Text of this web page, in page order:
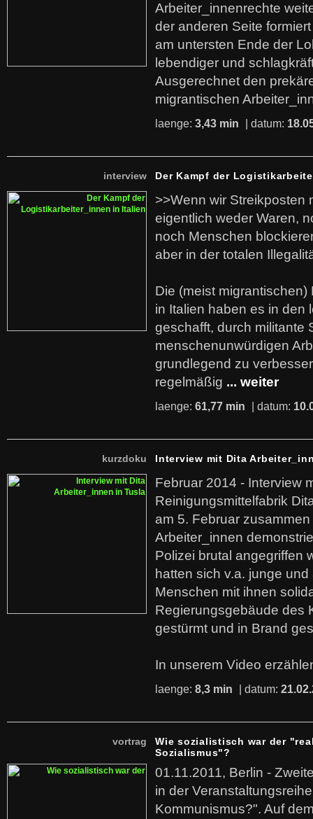
Arbeiter_innenrechte
der anderen Seite
am untersten Ende der
lebendiger und
Ausgerechnet den
migrantischen
laenge: 3,43 min | datum:
interview Der Kampf der
>>Wenn wir Streikposten
eigentlich weder Waren,
noch Menschen
aber in der totalen
Die (meist
in Italien haben es in den
geschafft, durch militante
menschenunwürdigen
grundlegend zu
regelmäßig ... weiter
laenge: 61,77 min | datum:
kurzdoku Interview mit Dita
Februar 2014 - Interview
Reinigungsmittelfabrik
am 5. Februar
Arbeiter_innen
Polizei brutal angegriffen
hatten sich v.a. junge
Menschen mit ihnen
Regierungsgebäude des
gestürmt und in Brand
In unserem Video
laenge: 8,3 min | datum:
vortrag
Wie sozialistisch war der
Sozialismus"?
01.11.2011, Berlin -
in der
Kommunismus?". Auf